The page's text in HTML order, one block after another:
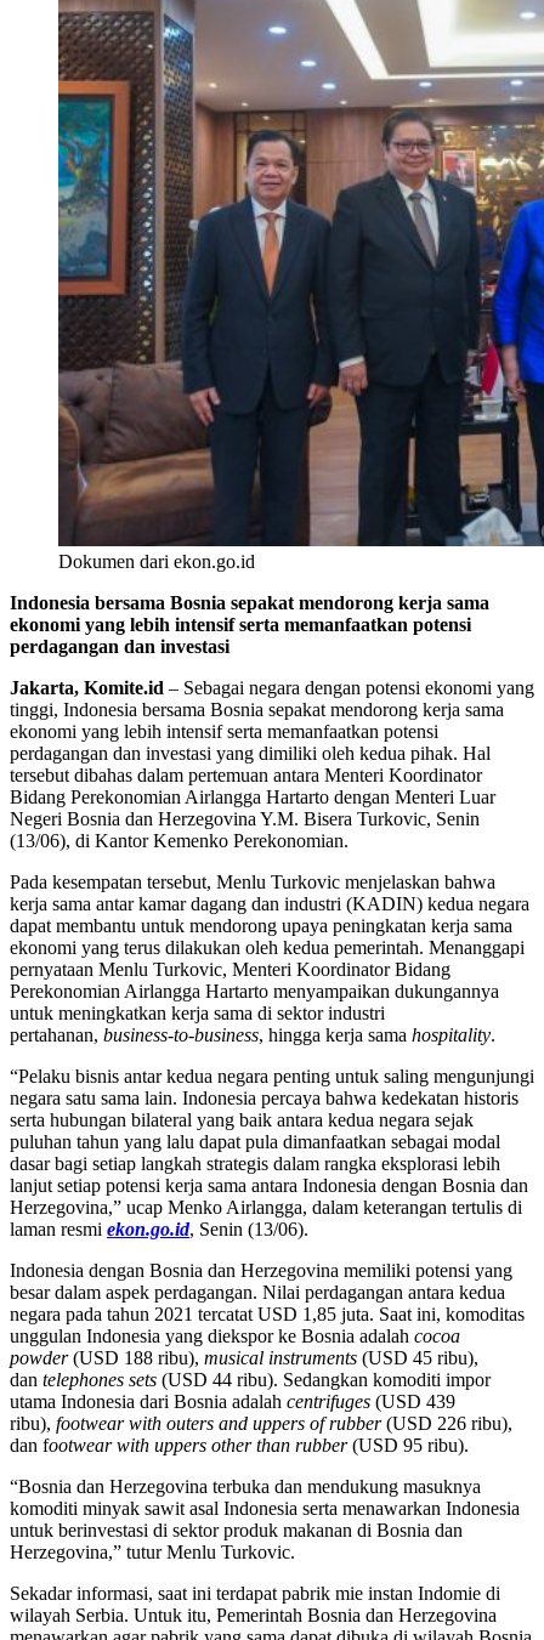
Dokumen dari ekon.go.id
Indonesia bersama Bosnia sepakat mendorong kerja sama
ekonomi yang lebih intensif serta memanfaatkan potensi
perdagangan dan investasi
Jakarta, Komite.id – Sebagai negara dengan potensi ekonomi yang
tinggi, Indonesia bersama Bosnia sepakat mendorong kerja sama
ekonomi yang lebih intensif serta memanfaatkan potensi
perdagangan dan investasi yang dimiliki oleh kedua pihak. Hal
tersebut dibahas dalam pertemuan antara Menteri Koordinator
Bidang Perekonomian Airlangga Hartarto dengan Menteri Luar
Negeri Bosnia dan Herzegovina Y.M. Bisera Turkovic, Senin
(13/06), di Kantor Kemenko Perekonomian.
Pada kesempatan tersebut, Menlu Turkovic menjelaskan bahwa
kerja sama antar kamar dagang dan industri (KADIN) kedua negara
dapat membantu untuk mendorong upaya peningkatan kerja sama
ekonomi yang terus dilakukan oleh kedua pemerintah. Menanggapi
pernyataan Menlu Turkovic, Menteri Koordinator Bidang
Perekonomian Airlangga Hartarto menyampaikan dukungannya
untuk meningkatkan kerja sama di sektor industri
pertahanan, business-to-business, hingga kerja sama hospitality.
“Pelaku bisnis antar kedua negara penting untuk saling mengunjungi
negara satu sama lain. Indonesia percaya bahwa kedekatan historis
serta hubungan bilateral yang baik antara kedua negara sejak
puluhan tahun yang lalu dapat pula dimanfaatkan sebagai modal
dasar bagi setiap langkah strategis dalam rangka eksplorasi lebih
lanjut setiap potensi kerja sama antara Indonesia dengan Bosnia dan
Herzegovina,” ucap Menko Airlangga, dalam keterangan tertulis di
laman resmi ekon.go.id, Senin (13/06).
Indonesia dengan Bosnia dan Herzegovina memiliki potensi yang
besar dalam aspek perdagangan. Nilai perdagangan antara kedua
negara pada tahun 2021 tercatat USD 1,85 juta. Saat ini, komoditas
unggulan Indonesia yang diekspor ke Bosnia adalah cocoa
powder(USD 188 ribu), musical instruments (USD 45 ribu),
dan telephones sets (USD 44 ribu). Sedangkan komoditi impor
utama Indonesia dari Bosnia adalah centrifuges (USD 439
ribu), footwear with outers and uppers of rubber(USD 226 ribu),
dan footwear with uppers other than rubber(USD 95 ribu).
“Bosnia dan Herzegovina terbuka dan mendukung masuknya
komoditi minyak sawit asal Indonesia serta menawarkan Indonesia
untuk berinvestasi di sektor produk makanan di Bosnia dan
Herzegovina,” tutur Menlu Turkovic.
Sekadar informasi, saat ini terdapat pabrik mie instan Indomie di
wilayah Serbia. Untuk itu, Pemerintah Bosnia dan Herzegovina